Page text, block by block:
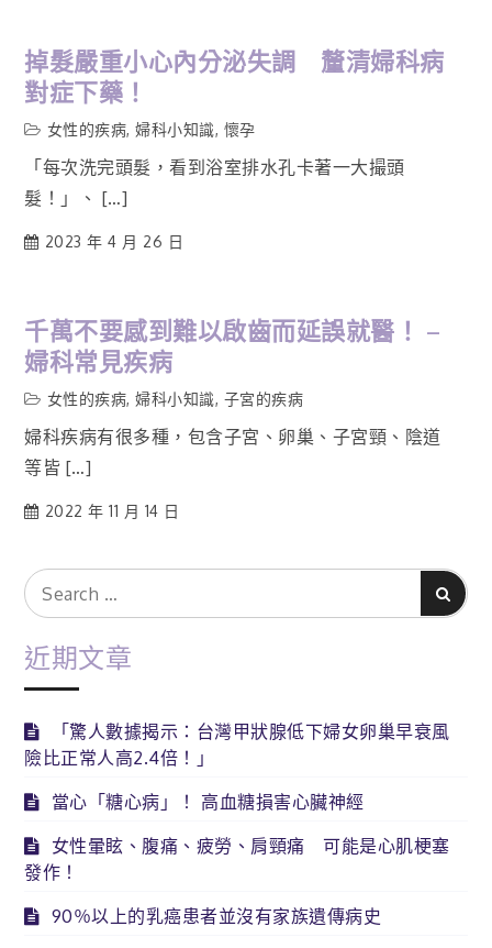
掉髮嚴重小心內分泌失調 釐清婦科病
對症下藥！
女性的疾病,婦科小知識, 懷孕
「每次洗完頭髮，看到浴室排水孔卡著一大撮頭
髮！」、 […]
2023 年 4 月 26 日
千萬不要感到難以啟齒而延誤就醫！ –
婦科常見疾病
女性的疾病,婦科小知識, 子宮的疾病
婦科疾病有很多種，包含子宮、卵巢、子宮頸、陰道
等皆 […]
2022 年 11 月 14 日
Search
for:
Search
近期文章
「驚人數據揭示：台灣甲狀腺低下婦女卵巢早衰風
險比正常人高2.4倍！」
當心「糖心病」！ 高血糖損害心臟神經
女性暈眩、腹痛、疲勞、肩頸痛 可能是心肌梗塞
發作！
90％以上的乳癌患者並沒有家族遺傳病史